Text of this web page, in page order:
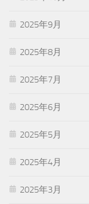
2025年9月
2025年8月
2025年7月
2025年6月
2025年5月
2025年4月
2025年3月